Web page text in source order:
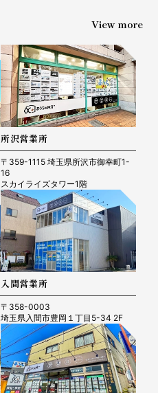
View more
所沢営業所
〒359-1115 埼玉県所沢市御幸町1-
16
スカイライズタワー1階
入間営業所
〒358-0003
埼玉県入間市豊岡１丁目5-34 2F